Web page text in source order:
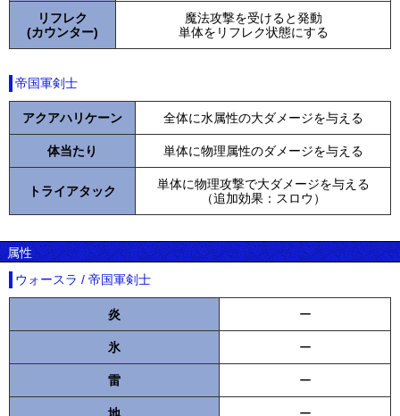
リフレク
(カウンター)
魔法攻撃を受けると発動
単体をリフレク状態にする
帝国軍剣士
アクアハリケーン 全体に水属性の大ダメージを与える
体当たり 単体に物理属性のダメージを与える
トライアタック
単体に物理攻撃で大ダメージを与える
（追加効果：スロウ）
属性
ウォースラ / 帝国軍剣士
炎 ー
氷 ー
雷 ー